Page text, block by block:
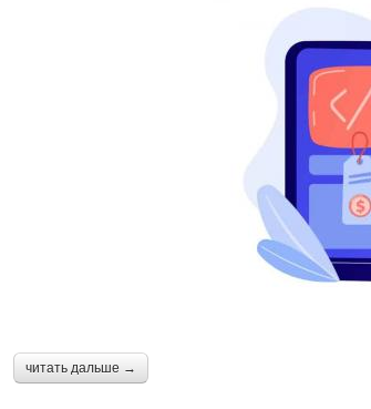
читать дальше →